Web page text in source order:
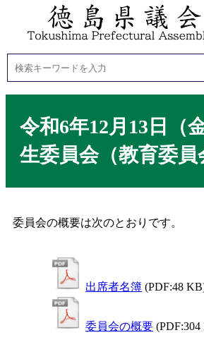
令和6年12月13日（
生委員会（教育委員
委員会の概要は次のとおりです。
出席者名簿 (PDF:48
委員会の概要